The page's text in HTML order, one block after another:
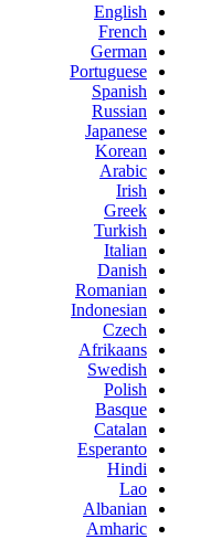
English
French
German
Portuguese
Spanish
Russian
Japanese
Korean
Arabic
Irish
Greek
Turkish
Italian
Danish
Romanian
Indonesian
Czech
Afrikaans
Swedish
Polish
Basque
Catalan
Esperanto
Hindi
Lao
Albanian
Amharic